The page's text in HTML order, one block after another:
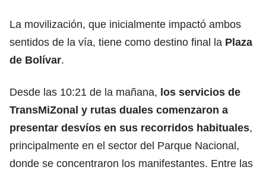
La movilización, que inicialmente impactó ambos
sentidos de la vía, tiene como destino final la Plaza
de Bolívar.
Desde las 10:21 de la mañana, los servicios de
TransMiZonal y rutas duales comenzaron a
presentar desvíos en sus recorridos habituales,
principalmente en el sector del Parque Nacional,
donde se concentraron los manifestantes. Entre las